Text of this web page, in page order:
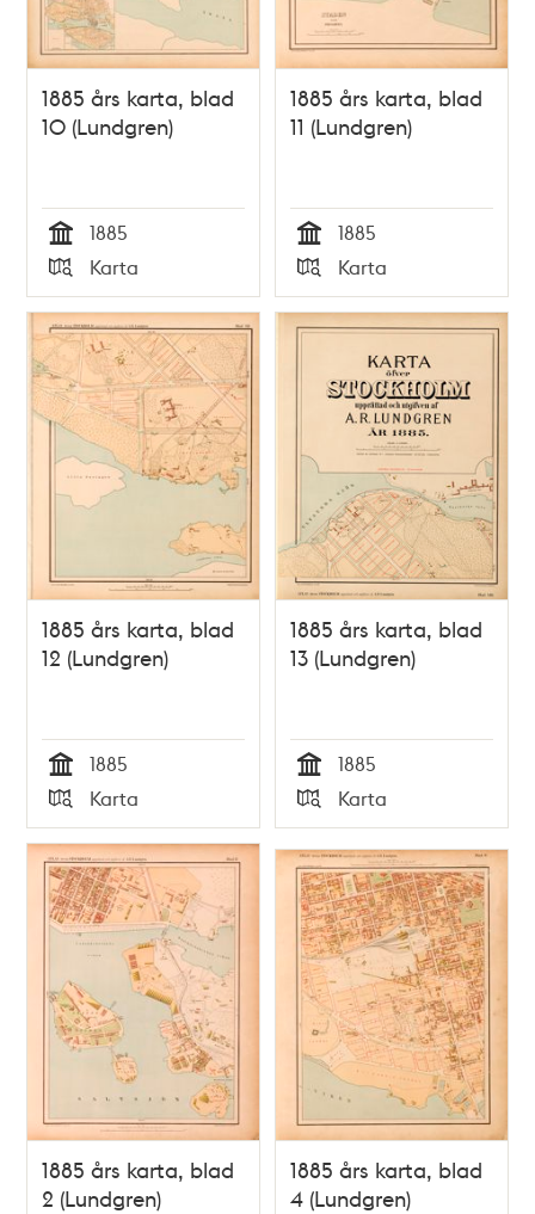
1885 års karta, blad
10 (Lundgren)
Tid
1885
Typ
Karta
1885 års karta, blad
11 (Lundgren)
Tid
1885
Typ
Karta
1885 års karta, blad
12 (Lundgren)
Tid
1885
Typ
Karta
1885 års karta, blad
13 (Lundgren)
Tid
1885
Typ
Karta
1885 års karta, blad
2 (Lundgren)
1885 års karta, blad
4 (Lundgren)